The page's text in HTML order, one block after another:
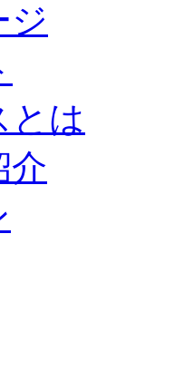
ジ
とは
介